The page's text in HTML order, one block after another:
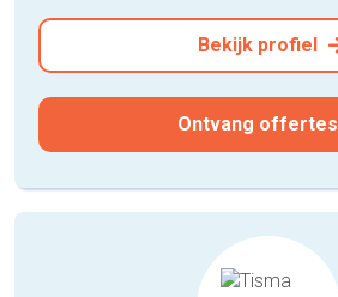
Bekijk profiel
Ontvang offertes